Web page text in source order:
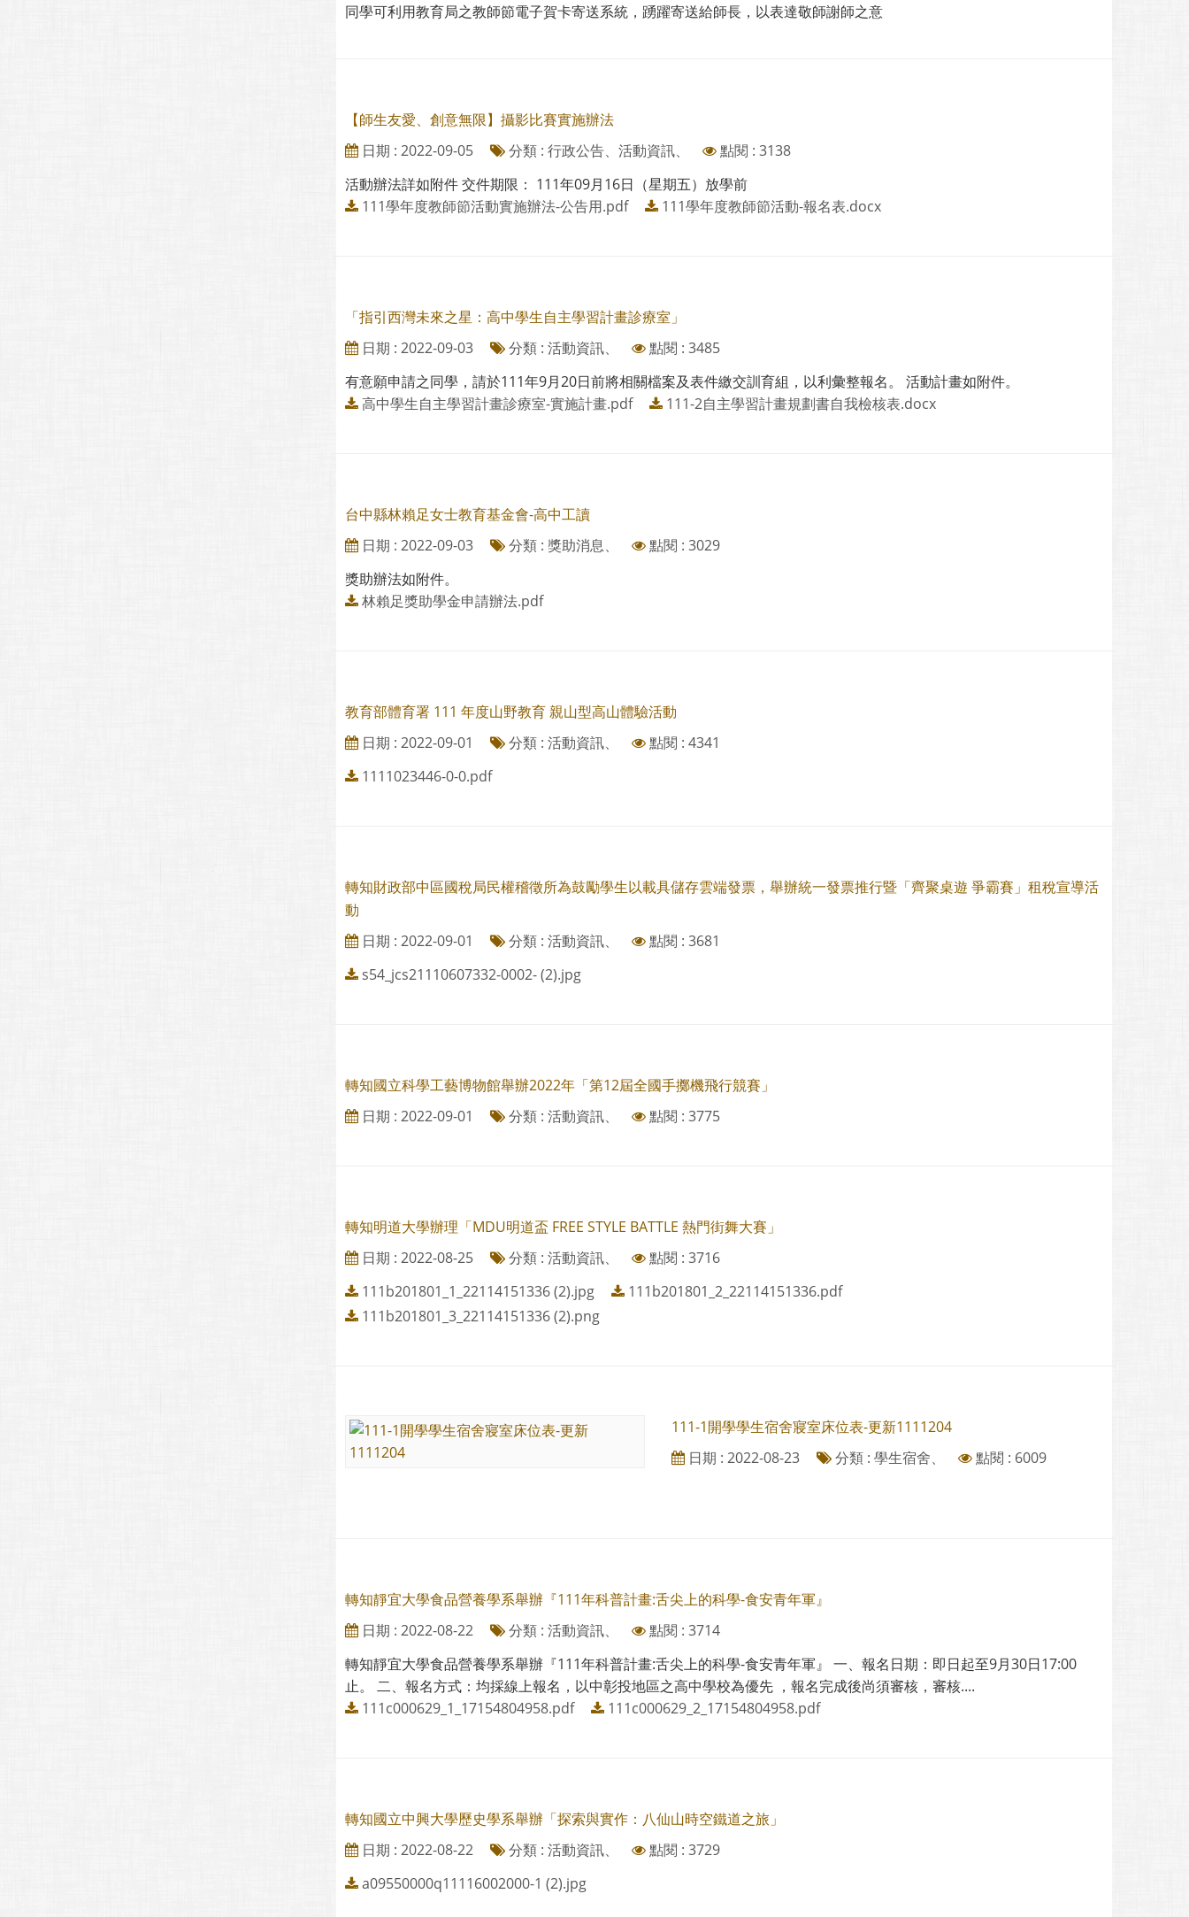
同學可利用教育局之教師節電子賀卡寄送系統，踴躍寄送給師長，以表達敬師謝師之意
【師生友愛、創意無限】攝影比賽實施辦法
日期 : 2022-09-05
分類 : 行政公告、活動資訊、
點閱 : 3138
活動辦法詳如附件 交件期限： 111年09月16日（星期五）放學前
111學年度教師節活動實施辦法-公告用.pdf
111學年度教師節活動-報名表.docx
「指引西灣未來之星：高中學生自主學習計畫診療室」
日期 : 2022-09-03
分類 : 活動資訊、
點閱 : 3485
有意願申請之同學，請於111年9月20日前將相關檔案及表件繳交訓育組，以利彙整報名。 活動計畫如附件。
高中學生自主學習計畫診療室-實施計畫.pdf
111-2自主學習計畫規劃書自我檢核表.docx
台中縣林賴足女士教育基金會-高中工讀
日期 : 2022-09-03
分類 : 獎助消息、
點閱 : 3029
獎助辦法如附件。
林賴足獎助學金申請辦法.pdf
教育部體育署 111 年度山野教育 親山型高山體驗活動
日期 : 2022-09-01
分類 : 活動資訊、
點閱 : 4341
1111023446-0-0.pdf
轉知財政部中區國稅局民權稽徵所為鼓勵學生以載具儲存雲端發票，舉辦統一發票推行暨「齊聚桌遊 爭霸賽」租稅宣導活
動
日期 : 2022-09-01
分類 : 活動資訊、
點閱 : 3681
s54_jcs21110607332-0002- (2).jpg
轉知國立科學工藝博物館舉辦2022年「第12屆全國手擲機飛行競賽」
日期 : 2022-09-01
分類 : 活動資訊、 點閱 : 3775
轉知明道大學辦理「MDU明道盃 FREE STYLE BATTLE 熱門街舞大賽」
日期 : 2022-08-25
分類 : 活動資訊、
點閱 : 3716
111b201801_1_22114151336 (2).jpg
111b201801_2_22114151336.pdf
111b201801_3_22114151336 (2).png
111-1開學學生宿舍寢室床位表-更新1111204
日期 : 2022-08-23
分類 : 學生宿舍、 點閱 : 6009
轉知靜宜大學食品營養學系舉辦『111年科普計畫:舌尖上的科學-食安青年軍』
日期 : 2022-08-22
分類 : 活動資訊、
點閱 : 3714
轉知靜宜大學食品營養學系舉辦『111年科普計畫:舌尖上的科學-食安青年軍』 一、報名日期：即日起至9月30日17:00
止。 二、報名方式：均採線上報名，以中彰投地區之高中學校為優先 ，報名完成後尚須審核，審核....
111c000629_1_17154804958.pdf
111c000629_2_17154804958.pdf
轉知國立中興大學歷史學系舉辦「探索與實作：八仙山時空鐵道之旅」
日期 : 2022-08-22
分類 : 活動資訊、
點閱 : 3729
a09550000q11116002000-1 (2).jpg